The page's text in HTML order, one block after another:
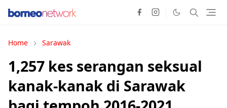
Home Sarawak
1,257 kes serangan seksual
kanak-kanak di Sarawak